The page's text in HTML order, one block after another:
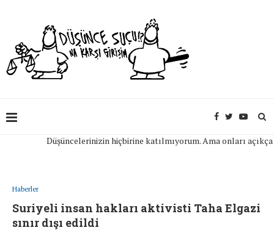
Düşüncelerinizin hiçbirine katılmıyorum. Ama onları açıkça
Haberler
Suriyeli insan hakları aktivisti Taha Elgazi
sınır dışı edildi